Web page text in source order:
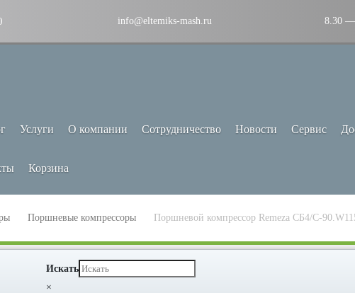
info@eltemiks-mash.ru 8.30 —
Услуги О компании Сотрудничество Новости Сервис
Корзина
Поршневые компрессоры Поршневой компрессор Remeza СБ4/С-
Искать
×